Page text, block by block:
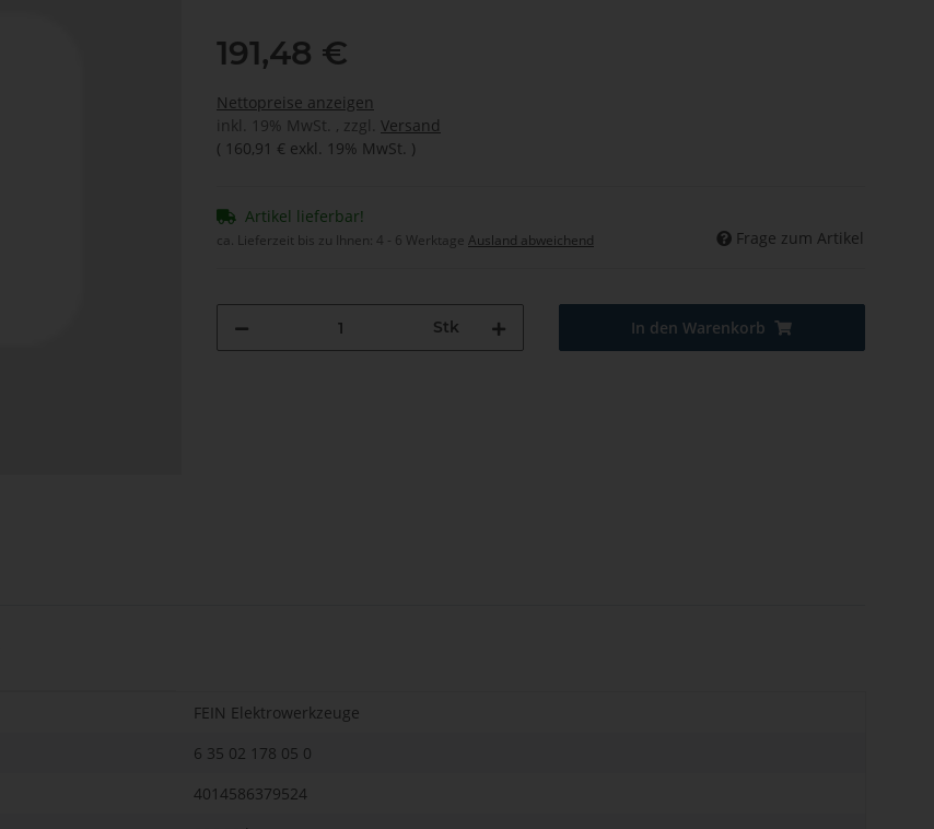
191,48 €
Nettopreise anzeigen
inkl. 19% MwSt. , zzgl. Versand
( 160,91 € exkl. 19% MwSt. )
Artikel lieferbar!
ca. Lieferzeit bis zu Ihnen: 4 - 6 Werktage Ausland abweichend Frage zum Artikel
Stk In den Warenkorb
FEIN Elektrowerkzeuge
6 35 02 178 05 0
4014586379524